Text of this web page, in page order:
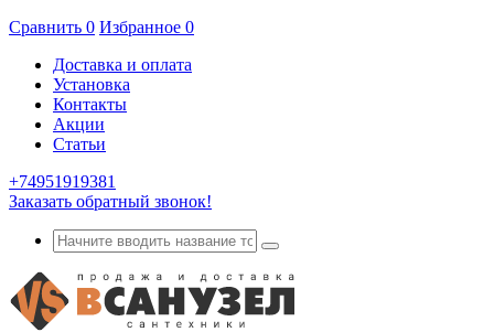
Сравнить 0 Избранное 0
Доставка и оплата
Установка
Контакты
Акции
Статьи
+74951919381
Заказать обратный звонок!